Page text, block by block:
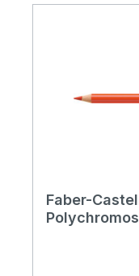
Faber-